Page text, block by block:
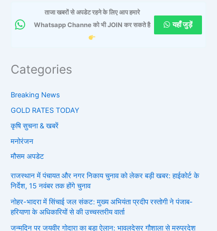
ताजा खबरों से अपडेट रहने के लिए आप हमारे
Whatsapp Channe को भी JOIN कर सकते है
यहाँ जुड़ें
Categories
Breaking News
GOLD RATES TODAY
कृषि सुचना & खबरें
मनोरंजन
मौसम अपडेट
राजस्थान में पंचायत और नगर निकाय चुनाव को लेकर बड़ी खबर: हाईकोर्ट के
निर्देश, 15 नवंबर तक होंगे चुनाव
नोहर-भादरा में सिंचाई जल संकट: मुख्य अभियंता प्रदीप रस्तोगी ने पंजाब-
हरियाणा के अधिकारियों से की उच्चस्तरीय वार्ता
जन्मदिन पर जयवीर गोदारा का बड़ा ऐलान: भावलदेसर गौशाला से मरुप्रदेश